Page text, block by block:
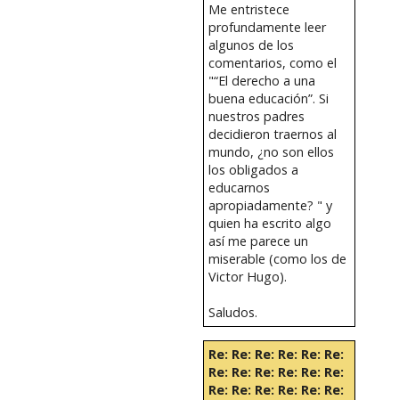
Me entristece
profundamente leer
algunos de los
comentarios, como el
"“El derecho a una
buena educación”. Si
nuestros padres
decidieron traernos al
mundo, ¿no son ellos
los obligados a
educarnos
apropiadamente? " y
quien ha escrito algo
así me parece un
miserable (como los de
Victor Hugo).
Saludos.
Re: Re: Re: Re: Re: Re:
Re: Re: Re: Re: Re: Re:
Re: Re: Re: Re: Re: Re: